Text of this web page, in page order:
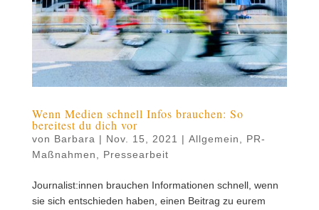
Wenn Medien schnell Infos brauchen: So
bereitest du dich vor
von Barbara | Nov. 15, 2021 | Allgemein
PR-
Maßnahmen
Pressearbeit
Journalist:innen brauchen Informationen schnell, wenn
sie sich entschieden haben, einen Beitrag zu eurem